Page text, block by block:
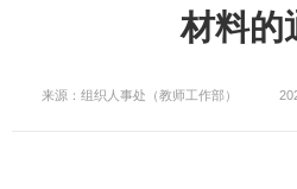
材料的
来源：组织人事处（教师工作部）